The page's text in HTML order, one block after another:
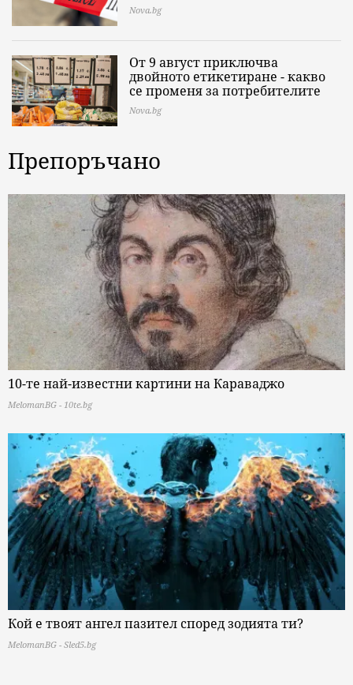
Nova.bg
От 9 август приключва
двойното етикетиране - какво
се променя за потребителите
Nova.bg
Препоръчано
10-те най-известни картини на Караваджо
MelomanBG - 10te.bg
Кой е твоят ангел пазител според зодията ти?
MelomanBG - Sled5.bg